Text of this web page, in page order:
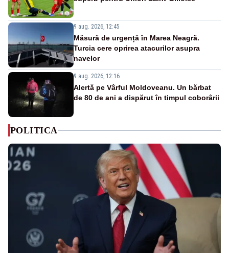
9 aug. 2026, 12:45
Măsură de urgență în Marea Neagră.
Turcia cere oprirea atacurilor asupra
navelor
9 aug. 2026, 12:16
Alertă pe Vârful Moldoveanu. Un bărbat
de 80 de ani a dispărut în timpul coborârii
POLITICA